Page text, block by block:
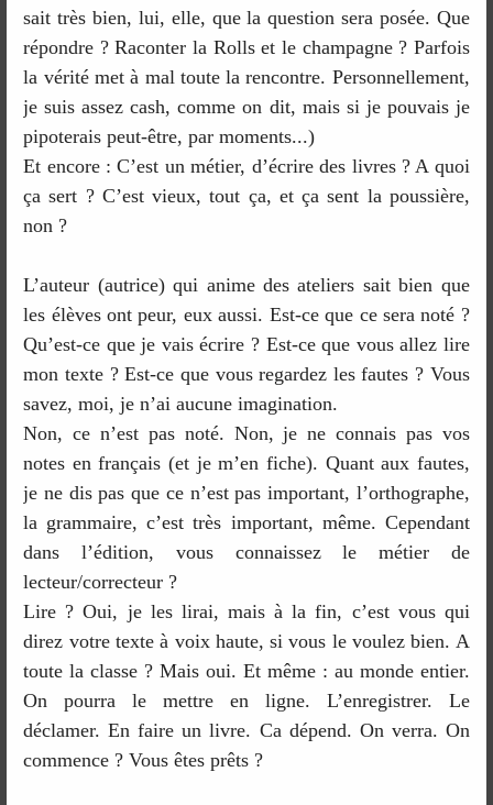
sait très bien, lui, elle, que la question sera posée. Que
répondre ? Raconter la Rolls et le champagne ? Parfois
la vérité met à mal toute la rencontre. Personnellement,
je suis assez cash, comme on dit, mais si je pouvais je
pipoterais peut-être, par moments...)
Et encore : C’est un métier, d’écrire des livres ? A quoi
ça sert ? C’est vieux, tout ça, et ça sent la poussière,
non ?
L’auteur (autrice) qui anime des ateliers sait bien que
les élèves ont peur, eux aussi. Est-ce que ce sera noté ?
Qu’est-ce que je vais écrire ? Est-ce que vous allez lire
mon texte ? Est-ce que vous regardez les fautes ? Vous
savez, moi, je n’ai aucune imagination.
Non, ce n’est pas noté. Non, je ne connais pas vos
notes en français (et je m’en fiche). Quant aux fautes,
je ne dis pas que ce n’est pas important, l’orthographe,
la grammaire, c’est très important, même. Cependant
dans l’édition, vous connaissez le métier de
lecteur/correcteur ?
Lire ? Oui, je les lirai, mais à la fin, c’est vous qui
direz votre texte à voix haute, si vous le voulez bien. A
toute la classe ? Mais oui. Et même : au monde entier.
On pourra le mettre en ligne. L’enregistrer. Le
déclamer. En faire un livre. Ca dépend. On verra. On
commence ? Vous êtes prêts ?